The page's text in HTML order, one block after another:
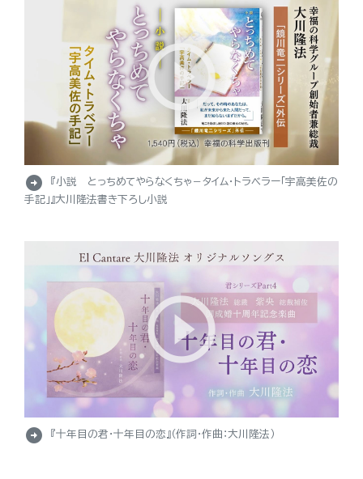
arrow_circle_right
『小説 とっちめてやらなくちゃ－タイム・トラベラー「宇高美佐の
手記」』大川隆法書き下ろし小説
arrow_circle_right 『十年目の君・十年目の恋』（作詞・作曲：大川隆法）